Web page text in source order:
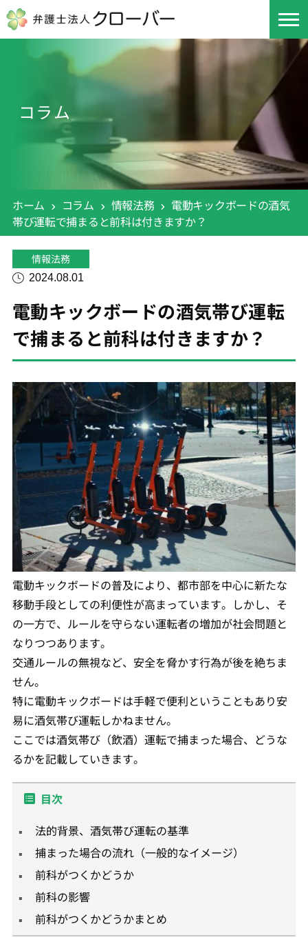
コラム
ホーム コラム 情報法務
電動キックボードの酒気
帯び運転で捕まると前科は付きますか？
情報法務
2024.08.01
電動キックボードの酒気帯び運転
で捕まると前科は付きますか？
電動キックボードの普及により、都市部を中心に新たな
移動手段としての利便性が高まっています。しかし、そ
の一方で、ルールを守らない運転者の増加が社会問題と
なりつつあります。
交通ルールの無視など、安全を脅かす行為が後を絶ちま
せん。
特に電動キックボードは手軽で便利ということもあり安
易に酒気帯び運転しかねません。
ここでは酒気帯び（飲酒）運転で捕まった場合、どうな
るかを記載していきます。
目次
法的背景、酒気帯び運転の基準
捕まった場合の流れ（一般的なイメージ）
前科がつくかどうか
前科の影響
前科がつくかどうかまとめ